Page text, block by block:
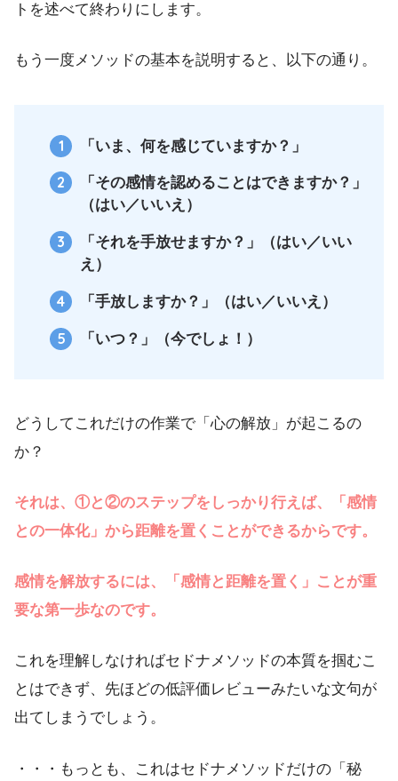
トを述べて終わりにします。
もう一度メソッドの基本を説明すると、以下の通り。
「いま、何を感じていますか？」
「その感情を認めることはできますか？」
（はい／いいえ）
「それを手放せますか？」（はい／いい
え）
「手放しますか？」（はい／いいえ）
「いつ？」（今でしょ！）
どうしてこれだけの作業で「心の解放」が起こるの
か？
それは、①と②のステップをしっかり行えば、「感情
との一体化」から距離を置くことができるからです。
感情を解放するには、「感情と距離を置く」ことが重
要な第一歩なのです。
これを理解しなければセドナメソッドの本質を掴むこ
とはできず、先ほどの低評価レビューみたいな文句が
出てしまうでしょう。
・・・もっとも、これはセドナメソッドだけの「秘